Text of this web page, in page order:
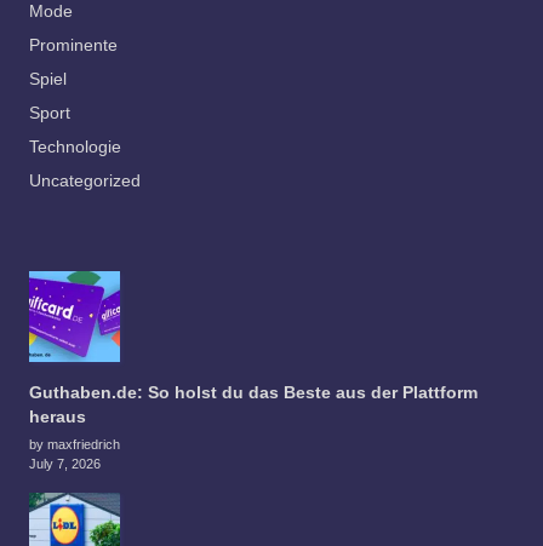
Mode
Prominente
Spiel
Sport
Technologie
Uncategorized
Guthaben.de: So holst du das Beste aus der Plattform
heraus
by maxfriedrich
July 7, 2026